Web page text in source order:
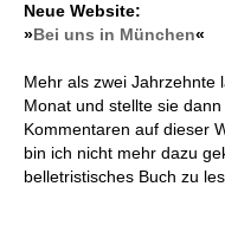
Neue Website:
»Bei uns in München«
Mehr als zwei Jahrzehnte
Monat und stellte sie
Kommentaren auf dieser
bin ich nicht mehr dazu
belletristisches Buch zu